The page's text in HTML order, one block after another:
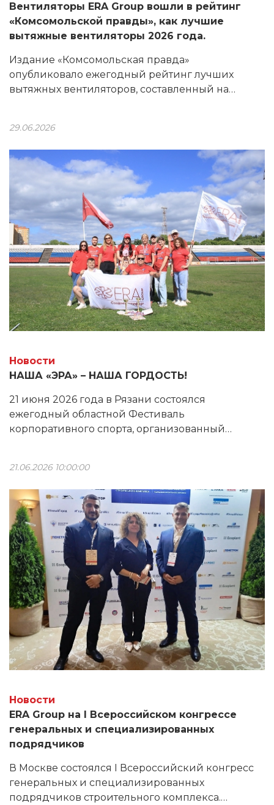
Вентиляторы ERA Group вошли в рейтинг
«Комсомольской правды», как лучшие
вытяжные вентиляторы 2026 года.
Издание «Комсомольская правда»
опубликовало ежегодный рейтинг лучших
вытяжных вентиляторов, составленный на
ERA Group: AIR 4С и AEON 4C.
29.06.2026
Новости
НАША «ЭРА» – НАША ГОРДОСТЬ!
21 июня 2026 года в Рязани состоялся
ежегодный областной Фестиваль
корпоративного спорта, организованный
показала достойный результат.
21.06.2026 10:00:00
Новости
ERA Group на I Всероссийском конгрессе
генеральных и специализированных
подрядчиков
В Москве состоялся I Всероссийский конгресс
генеральных и специализированных
подрядчиков строительного комплекса.